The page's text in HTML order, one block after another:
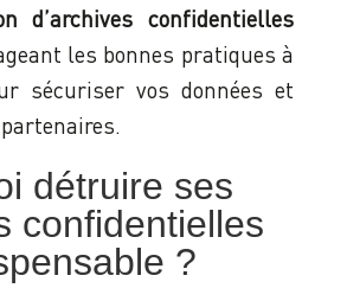
d’archives confidentielles
les bonnes pratiques à
sécuriser vos données et
détruire ses
confidentielles
?